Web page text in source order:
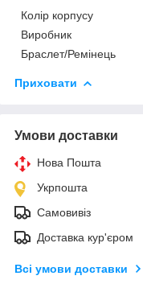
Колір корпусу
Виробник
Браслет/Ремінець
Приховати
Умови доставки
Нова Пошта
Укрпошта
Самовивіз
Доставка кур'єром
Всі умови доставки